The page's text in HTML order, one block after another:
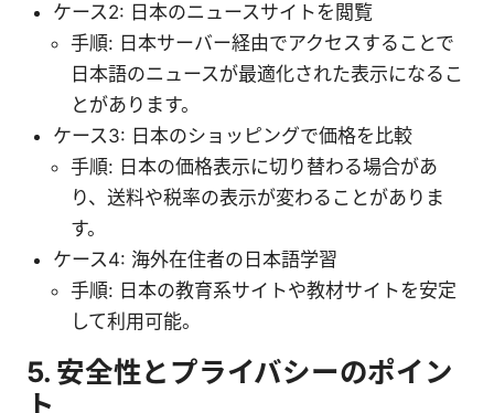
ケース2: 日本のニュースサイトを閲覧
手順: 日本サーバー経由でアクセスすることで
日本語のニュースが最適化された表示になるこ
とがあります。
ケース3: 日本のショッピングで価格を比較
手順: 日本の価格表示に切り替わる場合があ
り、送料や税率の表示が変わることがありま
す。
ケース4: 海外在住者の日本語学習
手順: 日本の教育系サイトや教材サイトを安定
して利用可能。
5. 安全性とプライバシーのポイン
ト